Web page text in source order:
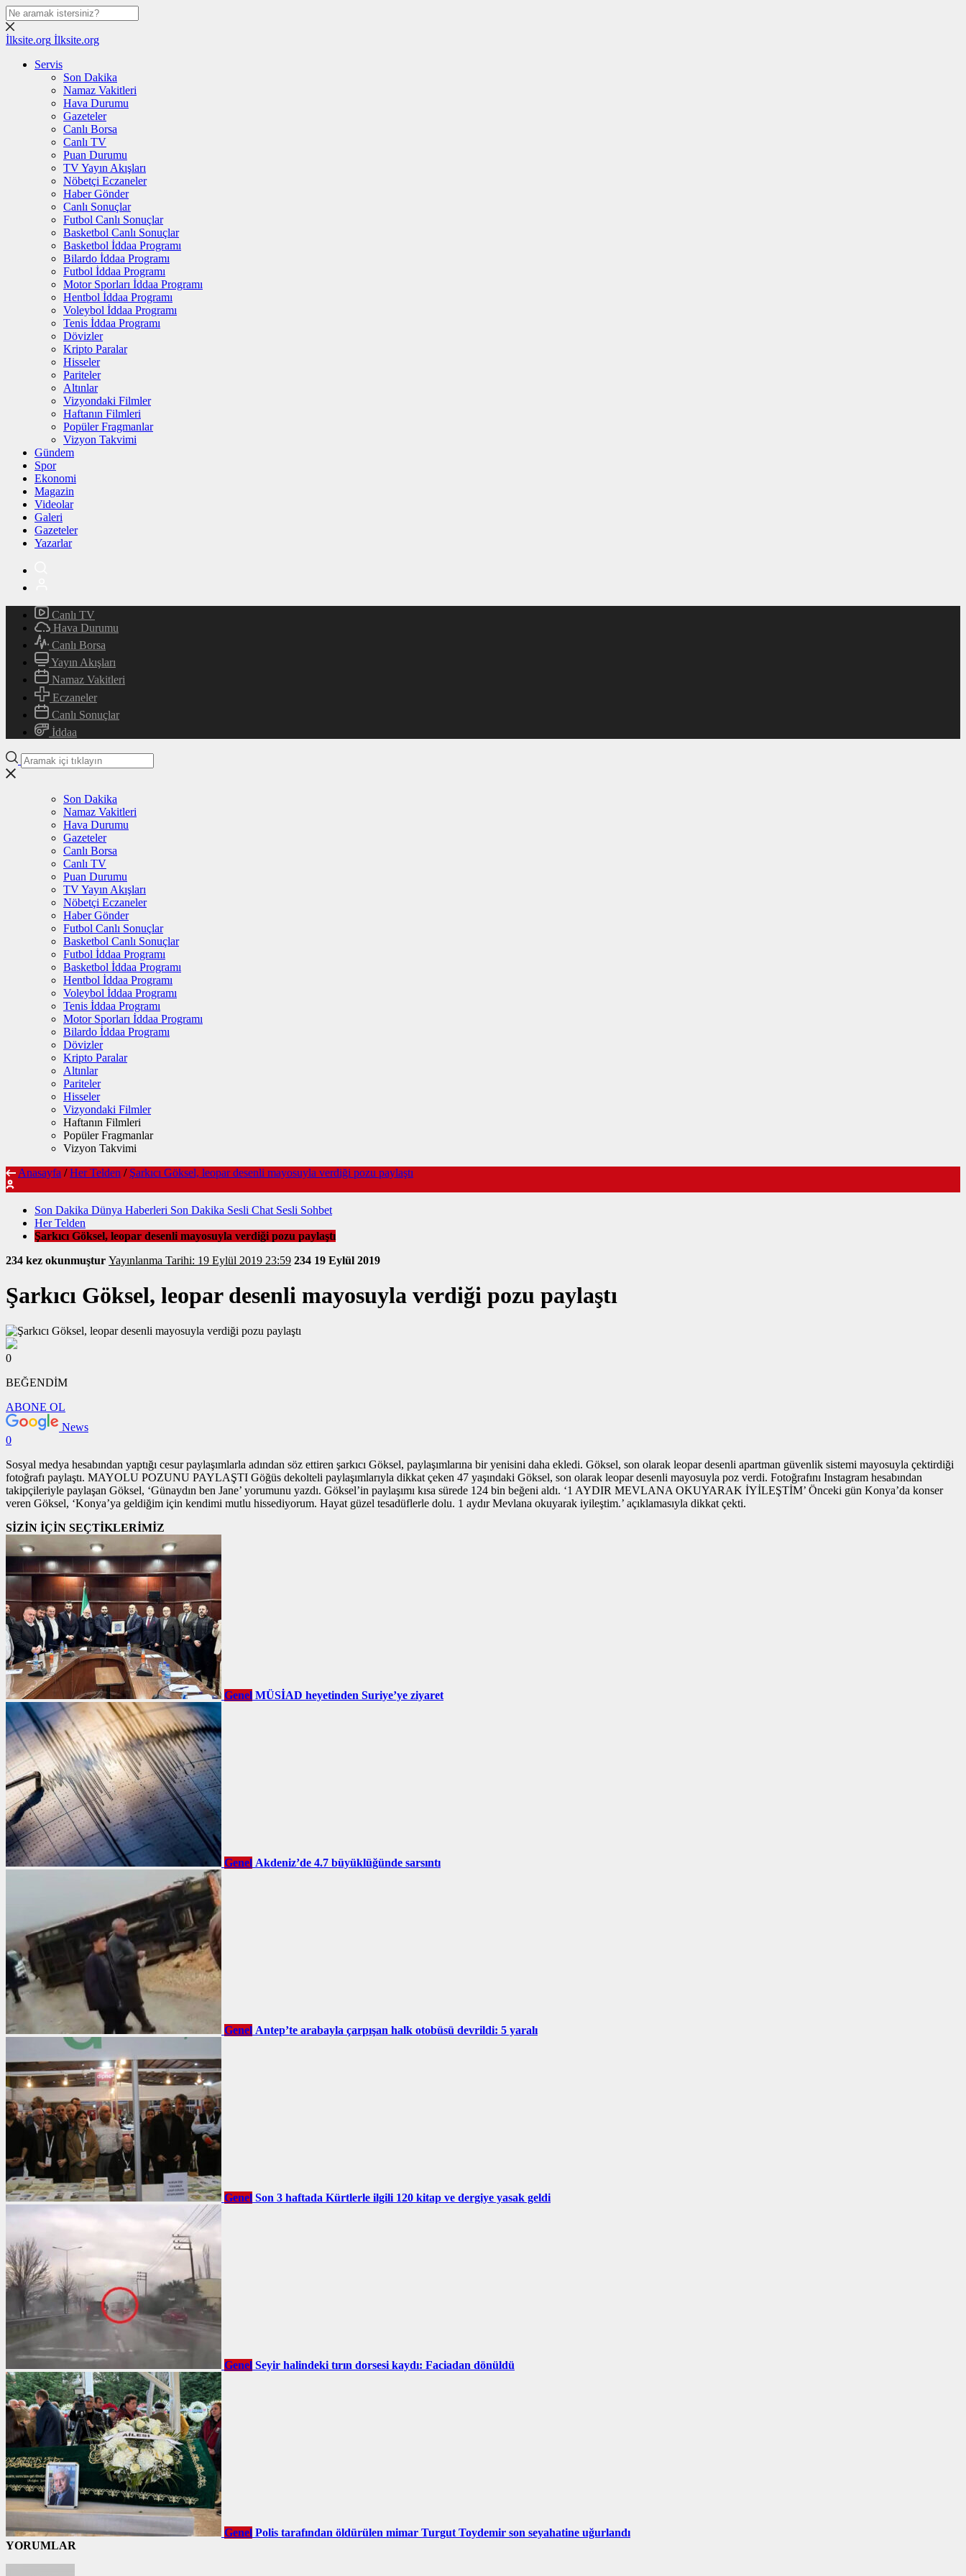
İlksite.org İlksite.org
Servis
Son Dakika
Namaz Vakitleri
Hava Durumu
Gazeteler
Canlı Borsa
Canlı TV
Puan Durumu
TV Yayın Akışları
Nöbetçi Eczaneler
Haber Gönder
Canlı Sonuçlar
Futbol Canlı Sonuçlar
Basketbol Canlı Sonuçlar
Basketbol İddaa Programı
Bilardo İddaa Programı
Futbol İddaa Programı
Motor Sporları İddaa Programı
Hentbol İddaa Programı
Voleybol İddaa Programı
Tenis İddaa Programı
Dövizler
Kripto Paralar
Hisseler
Pariteler
Altınlar
Vizyondaki Filmler
Haftanın Filmleri
Popüler Fragmanlar
Vizyon Takvimi
Gündem
Spor
Ekonomi
Magazin
Videolar
Galeri
Gazeteler
Yazarlar
Canlı TV
Hava Durumu
Canlı Borsa
Yayın Akışları
Namaz Vakitleri
Eczaneler
Canlı Sonuçlar
İddaa
Son Dakika
Namaz Vakitleri
Hava Durumu
Gazeteler
Canlı Borsa
Canlı TV
Puan Durumu
TV Yayın Akışları
Nöbetçi Eczaneler
Haber Gönder
Futbol Canlı Sonuçlar
Basketbol Canlı Sonuçlar
Futbol İddaa Programı
Basketbol İddaa Programı
Hentbol İddaa Programı
Voleybol İddaa Programı
Tenis İddaa Programı
Motor Sporları İddaa Programı
Bilardo İddaa Programı
Dövizler
Kripto Paralar
Altınlar
Pariteler
Hisseler
Vizyondaki Filmler
Haftanın Filmleri
Popüler Fragmanlar
Vizyon Takvimi
Anasayfa / Her Telden / Şarkıcı Göksel, leopar desenli mayosuyla verdiği pozu paylaştı
Son Dakika Dünya Haberleri Son Dakika Sesli Chat Sesli Sohbet
Her Telden
Şarkıcı Göksel, leopar desenli mayosuyla verdiği pozu paylaştı
234 kez okunmuştur Yayınlanma Tarihi: 19 Eylül 2019 23:59 234 19 Eylül 2019
Şarkıcı Göksel, leopar desenli mayosuyla verdiği pozu paylaştı
0
BEĞENDİM
ABONE OL
News
0
Sosyal medya hesabından yaptığı cesur paylaşımlarla adından söz ettiren şarkıcı Göksel, paylaşımlarına bir yenisini daha ekledi. Göksel, son olarak leopar desenli apartman güvenlik sistemi mayosuyla çektirdiği
fotoğrafı paylaştı. MAYOLU POZUNU PAYLAŞTI Göğüs dekolteli paylaşımlarıyla dikkat çeken 47 yaşındaki Göksel, son olarak leopar desenli mayosuyla poz verdi. Fotoğrafını Instagram hesabından
takipçileriyle paylaşan Göksel, ‘Günaydın ben Jane’ yorumunu yazdı. Göksel’in paylaşımı kısa sürede 124 bin beğeni aldı. ‘1 AYDIR MEVLANA OKUYARAK İYİLEŞTİM’ Önceki gün Konya’da konser
veren Göksel, ‘Konya’ya geldiğim için kendimi mutlu hissediyorum. Hayat güzel tesadüflerle dolu. 1 aydır Mevlana okuyarak iyileştim.’ açıklamasıyla dikkat çekti.
SİZİN İÇİN SEÇTİKLERİMİZ
Genel MÜSİAD heyetinden Suriye’ye ziyaret
Genel Akdeniz’de 4.7 büyüklüğünde sarsıntı
Genel Antep’te arabayla çarpışan halk otobüsü devrildi: 5 yaralı
Genel Son 3 haftada Kürtlerle ilgili 120 kitap ve dergiye yasak geldi
Genel Seyir halindeki tırın dorsesi kaydı: Faciadan dönüldü
Genel Polis tarafından öldürülen mimar Turgut Toydemir son seyahatine uğurlandı
YORUMLAR